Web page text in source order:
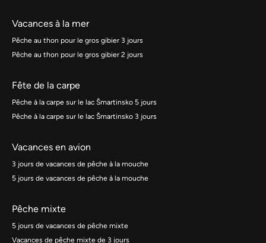
Vacances à la mer
Pêche au thon pour le gros gibier 3 jours
Pêche au thon pour le gros gibier 2 jours
Fête de la carpe
Pêche à la carpe sur le lac Šmartinsko 5 jours
Pêche à la carpe sur le lac Šmartinsko 3 jours
Vacances en avion
3 jours de vacances de pêche à la mouche
5 jours de vacances de pêche à la mouche
Pêche mixte
5 jours de vacances de pêche mixte
Vacances de pêche mixte de 3 jours